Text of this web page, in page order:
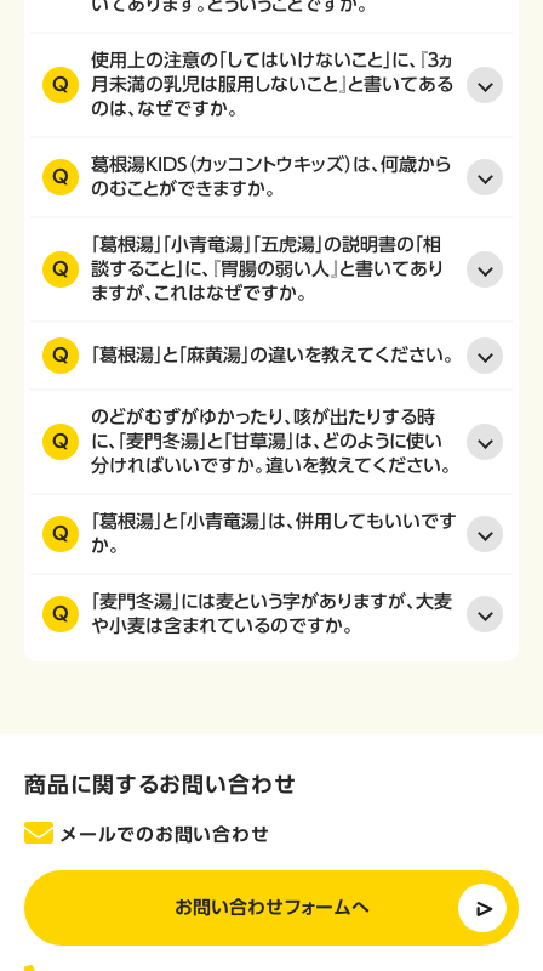
いてあります。どういうことですか。
Q
使用上の注意の「してはいけないこと」に、『３ヵ
月未満の乳児は服用しないこと』と書いてある
のは、なぜですか。
Q
葛根湯KIDS（カッコントウキッズ）は、何歳から
のむことができますか。
Q
「葛根湯」「小青竜湯」「五虎湯」の説明書の「相
談すること」に、『胃腸の弱い人』と書いてあり
ますが、これはなぜですか。
Q 「葛根湯」と「麻黄湯」の違いを教えてください。
Q
のどがむずがゆかったり、咳が出たりする時
に、「麦門冬湯」と「甘草湯」は、どのように使い
分ければいいですか。違いを教えてください。
Q
「葛根湯」と「小青竜湯」は、併用してもいいです
か。
Q
「麦門冬湯」には麦という字がありますが、大麦
や小麦は含まれているのですか。
商品に関するお問い合わせ
メールでのお問い合わせ
お問い合わせフォームへ